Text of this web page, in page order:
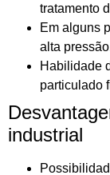
tratamento
Em alguns
alta
Habilidade
particulado
industrial